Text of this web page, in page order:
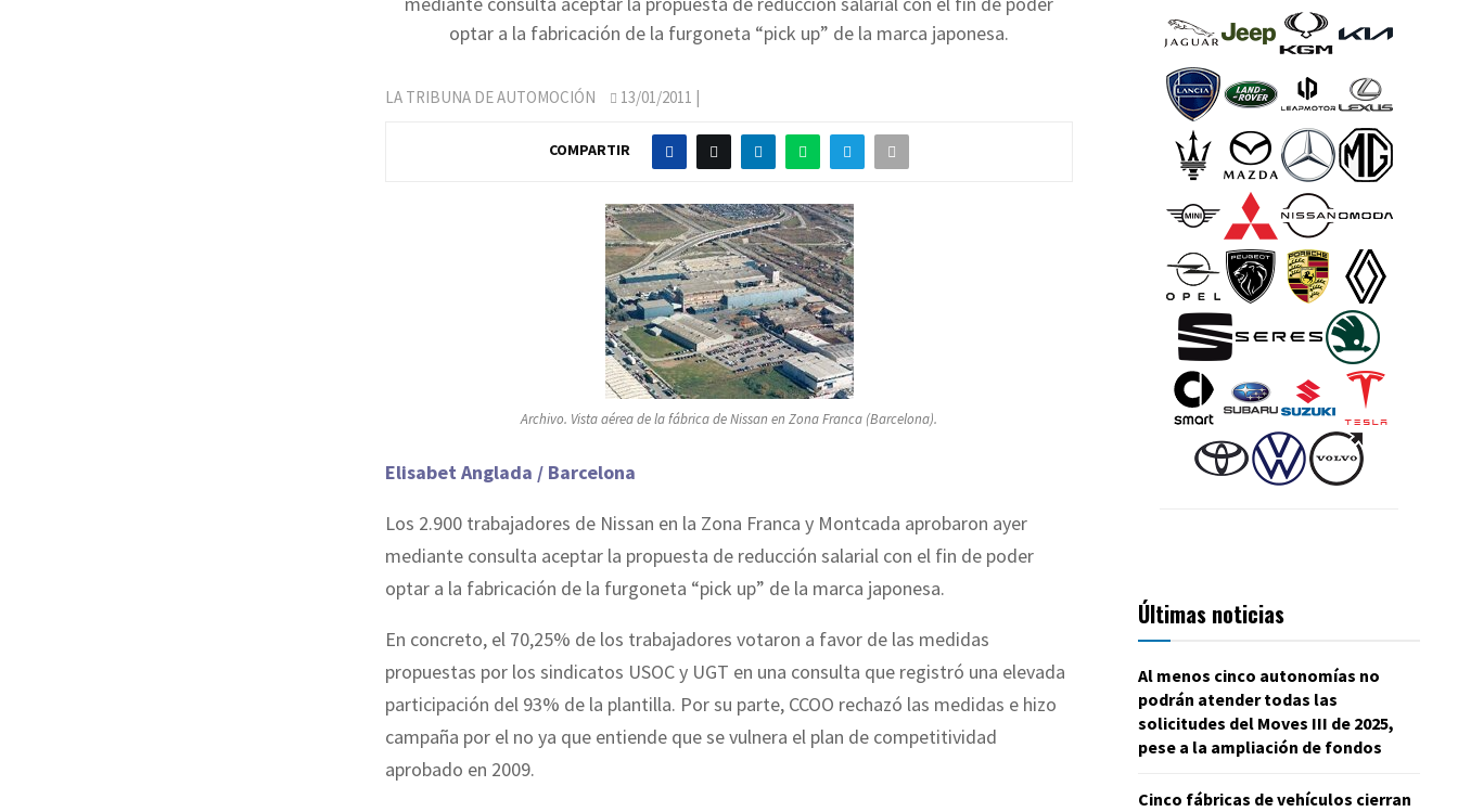
optar a la fabricación de la furgoneta “pick up” de la marca japonesa.
LA TRIBUNA DE AUTOMOCIÓN 13/01/2011 |
COMPARTIR
Archivo. Vista aérea de la fábrica de Nissan en Zona Franca (Barcelona).
Elisabet Anglada / Barcelona
Los 2.900 trabajadores de Nissan en la Zona Franca y Montcada aprobaron ayer
mediante consulta aceptar la propuesta de reducción salarial con el fin de poder
optar a la fabricación de la furgoneta “pick up” de la marca japonesa.
En concreto, el 70,25% de los trabajadores votaron a favor de las medidas
propuestas por los sindicatos USOC y UGT en una consulta que registró una elevada
participación del 93% de la plantilla. Por su parte, CCOO rechazó las medidas e hizo
campaña por el no ya que entiende que se vulnera el plan de competitividad
aprobado en 2009.
Últimas noticias
Al menos cinco autonomías no
podrán atender todas las
solicitudes del Moves III de 2025,
pese a la ampliación de fondos
Cinco fábricas de vehículos cierran